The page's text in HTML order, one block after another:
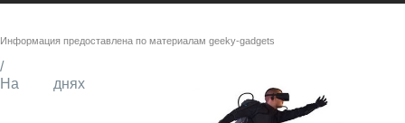
Информация предоставлена по материалам geeky-gadgets
/
На днях